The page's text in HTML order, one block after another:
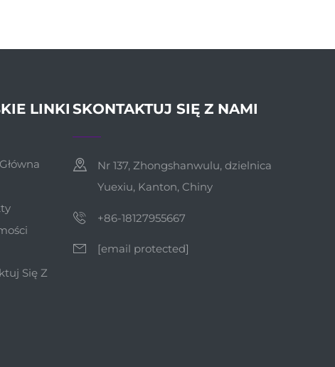
LINKI
Się Z
SKONTAKTUJ SIĘ Z NAMI
Nr 137, Zhongshanwulu, dzielnica
Yuexiu, Kanton, Chiny
+86-18127955667
[email protected]